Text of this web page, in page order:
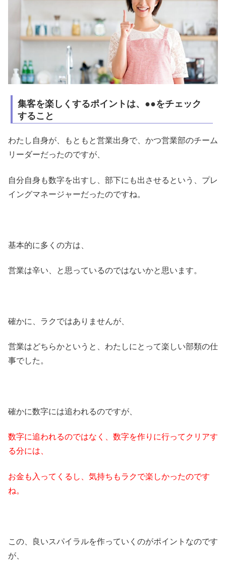
集客を楽しくするポイントは、●●をチェック
すること
わたし自身が、もともと営業出身で、かつ営業部のチーム
リーダーだったのですが、
自分自身も数字を出すし、部下にも出させるという、プレ
イングマネージャーだったのですね。
基本的に多くの方は、
営業は辛い、と思っているのではないかと思います。
確かに、ラクではありませんが、
営業はどちらかというと、わたしにとって楽しい部類の仕
事でした。
確かに数字には追われるのですが、
数字に追われるのではなく、数字を作りに行ってクリアす
る分には、
お金も入ってくるし、気持ちもラクで楽しかったのです
ね。
この、良いスパイラルを作っていくのがポイントなのです
が、